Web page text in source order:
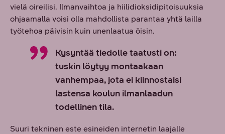
vielä oireilisi. Ilmanvaihtoa ja hiilidioksidipitoisuuksia
ohjaamalla voisi olla mahdollista parantaa yhtä lailla
työtehoa päivisin kuin unenlaatua öisin.
Kysyntää tiedolle taatusti on:
tuskin löytyy montaakaan
vanhempaa, jota ei kiinnostaisi
lastensa koulun ilmanlaadun
todellinen tila.
Suuri tekninen este esineiden internetin laajalle